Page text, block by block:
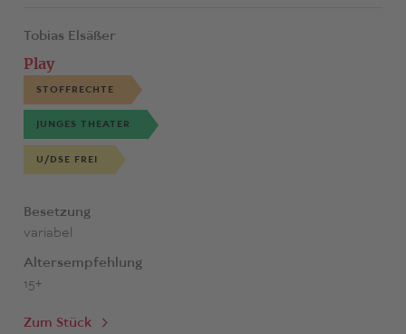
Tobias Elsäßer
Play
STOFFRECHTE
JUNGES THEATER
U/DSE FREI
Besetzung
variabel
Altersempfehlung
15+
Zum Stück